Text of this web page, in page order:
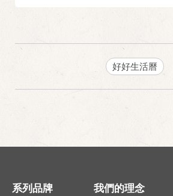
好好生活曆
系列品牌 我們的理念